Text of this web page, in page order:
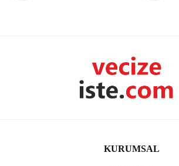
KURUMSAL